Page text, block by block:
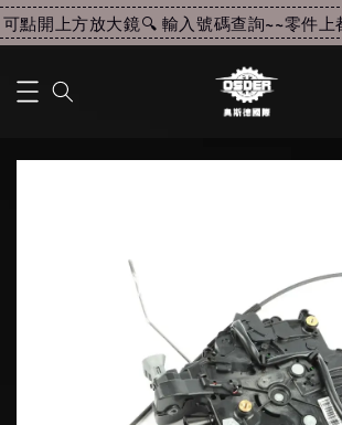
點開上方放大鏡🔍 輸入號碼查詢~~零件上